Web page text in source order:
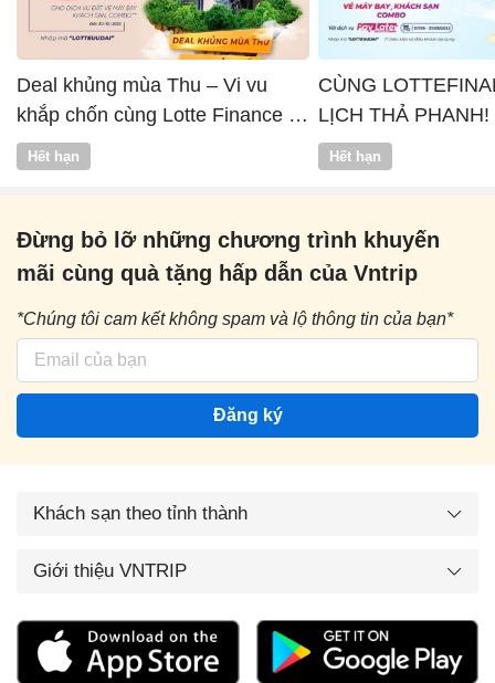
Deal khủng mùa Thu – Vi vu
khắp chốn cùng Lotte Finance x
Vntrip
Hết hạn
CÙNG
LỊCH THẢ PHANH!
Hết hạn
Đừng bỏ lỡ những chương trình khuyến
mãi cùng quà tặng hấp dẫn của Vntrip
*Chúng tôi cam kết không spam và lộ thông tin của bạn*
Đăng ký
Khách sạn theo tỉnh thành
Giới thiệu VNTRIP